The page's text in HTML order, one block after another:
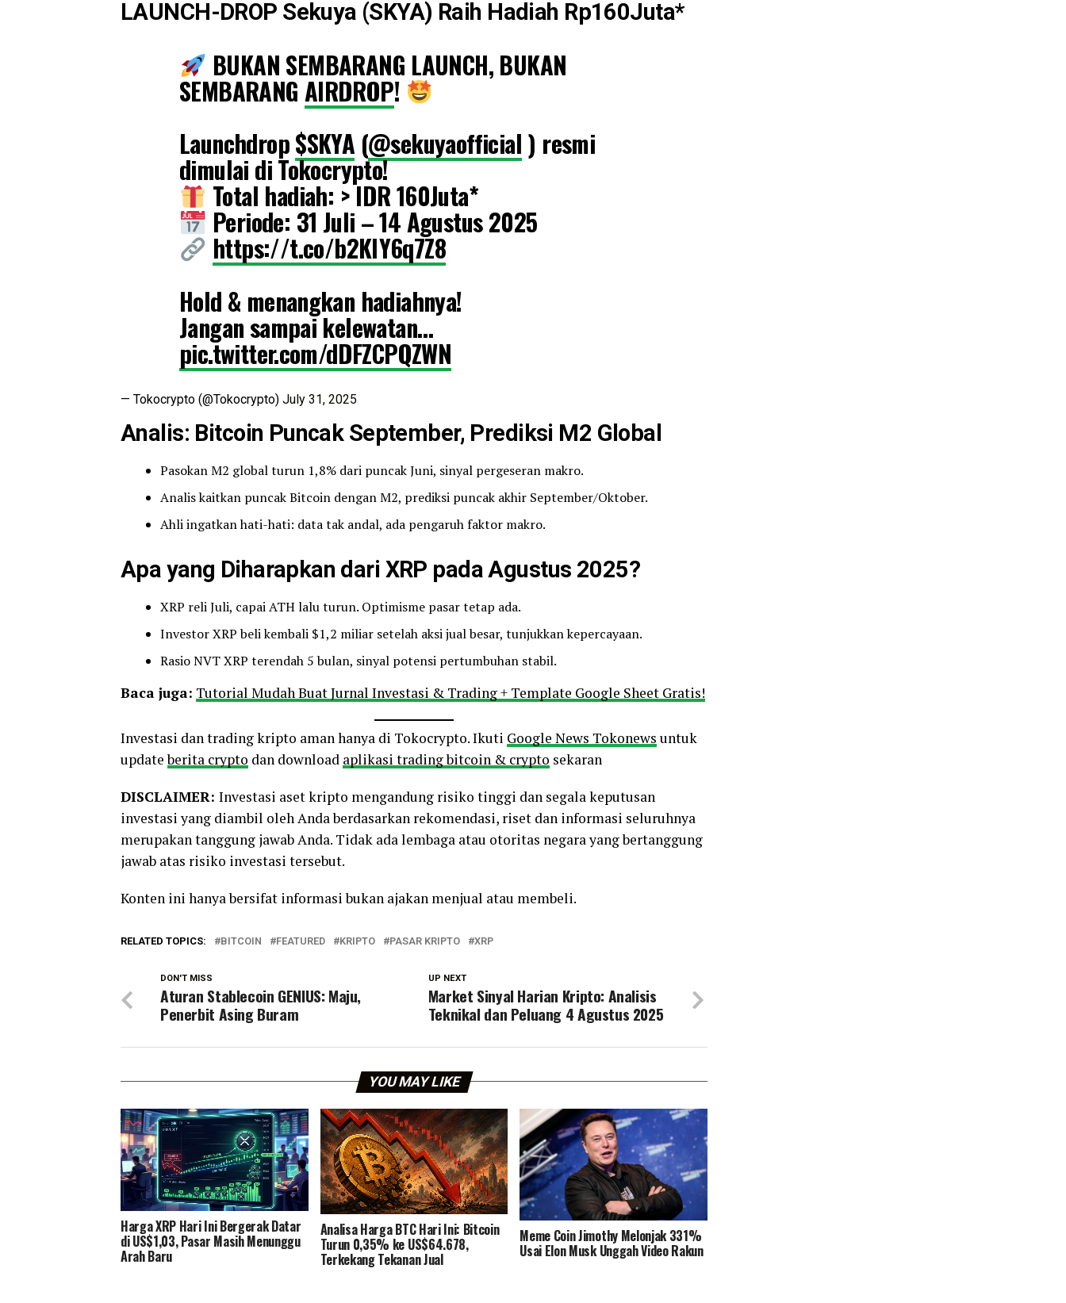
LAUNCH-DROP Sekuya (SKYA) Raih Hadiah Rp160Juta*
BUKAN SEMBARANG LAUNCH, BUKAN
SEMBARANG AIRDROP!
Launchdrop$SKYA (@sekuyaofficial ) resmi
dimulai di Tokocrypto!
Total hadiah: > IDR 160Juta*
Periode: 31 Juli – 14 Agustus 2025
https://t.co/b2KlY6q7Z8
Hold & menangkan hadiahnya!
Jangan sampai kelewatan…
pic.twitter.com/dDFZCPQZWN
— Tokocrypto (@Tokocrypto) July 31, 2025
Analis: Bitcoin Puncak September, Prediksi M2 Global
Pasokan M2 global turun 1,8% dari puncak Juni, sinyal pergeseran makro.
Analis kaitkan puncak Bitcoin dengan M2, prediksi puncak akhir September/Oktober.
Ahli ingatkan hati-hati: data tak andal, ada pengaruh faktor makro.
Apa yang Diharapkan dari XRP pada Agustus 2025?
XRP reli Juli, capai ATH lalu turun. Optimisme pasar tetap ada.
Investor XRP beli kembali $1,2 miliar setelah aksi jual besar, tunjukkan kepercayaan.
Rasio NVT XRP terendah 5 bulan, sinyal potensi pertumbuhan stabil.
Baca juga: Tutorial Mudah Buat Jurnal Investasi & Trading + Template Google Sheet Gratis!
Investasi dan trading kripto aman hanya di Tokocrypto. Ikuti Google News Tokonews untuk
updateberita crypto dan download aplikasi trading bitcoin & crypto sekaran
DISCLAIMER: Investasi aset kripto mengandung risiko tinggi dan segala keputusan
investasi yang diambil oleh Anda berdasarkan rekomendasi, riset dan informasi seluruhnya
merupakan tanggung jawab Anda. Tidak ada lembaga atau otoritas negara yang bertanggung
jawab atas risiko investasi tersebut.
Konten ini hanya bersifat informasi bukan ajakan menjual atau membeli.
RELATED TOPICS: BITCOIN FEATURED KRIPTO PASAR KRIPTO XRP
UP NEXT
Market Sinyal Harian Kripto: Analisis
Teknikal dan Peluang 4 Agustus 2025
DON'T MISS
Aturan Stablecoin GENIUS: Maju,
Penerbit Asing Buram
YOU MAY LIKE
Harga XRP Hari Ini Bergerak Datar
di US$1,03, Pasar Masih Menunggu
Arah Baru
Analisa Harga BTC Hari Ini: Bitcoin
Turun 0,35% ke US$64.678,
Terkekang Tekanan Jual
Meme Coin Jimothy Melonjak 331%
Usai Elon Musk Unggah Video Rakun